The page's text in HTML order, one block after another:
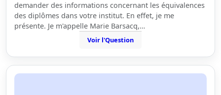
demander des informations concernant les équivalences
des diplômes dans votre institut. En effet, je me
présente. Je m'appelle Marie Barsacq,…
Voir l'Question